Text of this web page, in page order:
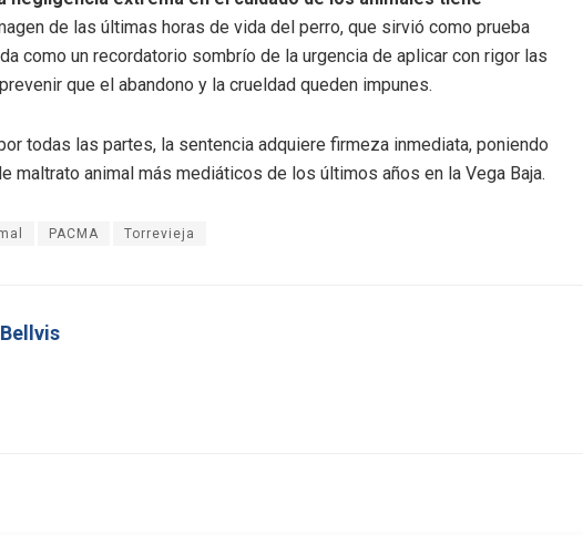
de las últimas horas de vida del perro, que sirvió como prueba
como un recordatorio sombrío de la urgencia de aplicar con rigor las
que el abandono y la crueldad queden impunes.
todas las partes, la sentencia adquiere firmeza inmediata, poniendo
maltrato animal más mediáticos de los últimos años en la Vega Baja.
PACMA Torrevieja